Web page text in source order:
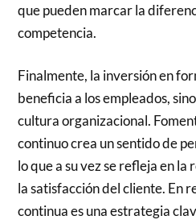
que pueden marcar la
competencia.
Finalmente, la inversión en
beneficia a los empleados,
cultura organizacional.
continuo crea un sentido de
lo que a su vez se refleja en
la satisfacción del cliente. En
continua es una estrategia